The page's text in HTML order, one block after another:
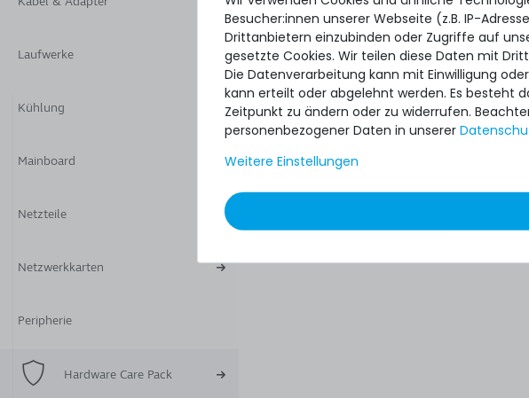
Laufwerke
Kühlung
Mainboard
Netzteile
Netzwerkkarten
Peripherie
Hardware Care Pack
Besucher:innen unserer Webseite (z.B. IP-
Drittanbietern einzubinden oder Zugriffe auf
gesetzte Cookies. Wir teilen diese Daten mit
Die Datenverarbeitung kann mit Einwilligung
kann erteilt oder abgelehnt werden. Es besteht
Zeitpunkt zu ändern oder zu widerrufen.
personenbezogener Daten in unserer
Weitere Einstellungen